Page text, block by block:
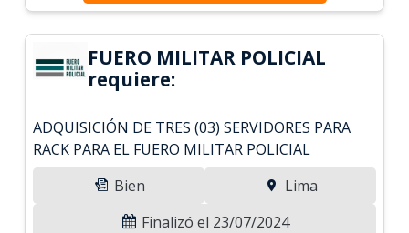
FUERO MILITAR POLICIAL
requiere:
ADQUISICIÓN DE TRES (03) SERVIDORES PARA
RACK PARA EL FUERO MILITAR POLICIAL
Bien
Lima
Finalizó el 23/07/2024